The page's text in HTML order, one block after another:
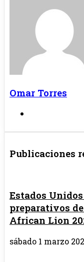
Omar Torres
Publicaciones
Estados
preparativos
African Lion
sábado 1 marzo